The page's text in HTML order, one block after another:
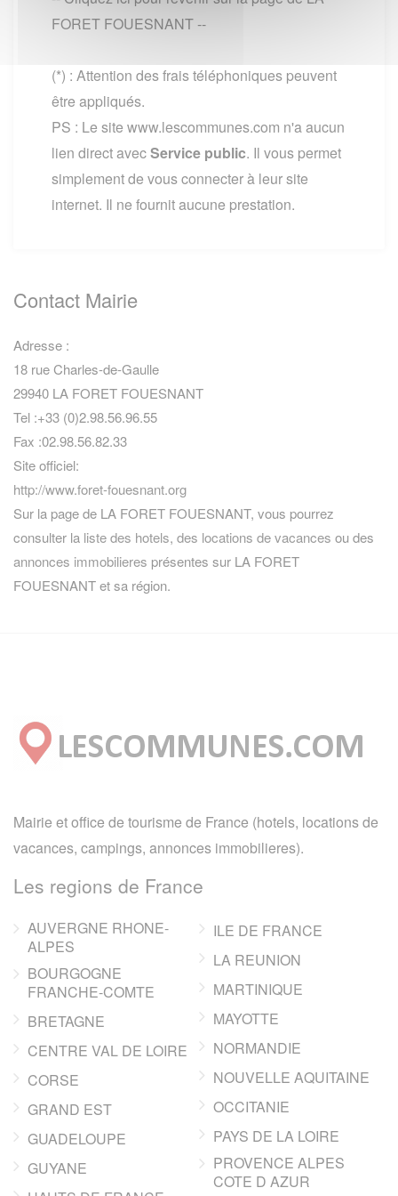
FORET FOUESNANT --
(*) : Attention des frais téléphoniques peuvent
être appliqués.
PS : Le site www.lescommunes.com n'a aucun
lien direct avecService public. Il vous permet
simplement de vous connecter à leur site
internet. Il ne fournit aucune prestation.
Contact Mairie
Adresse :
18 rue Charles-de-Gaulle
29940 LA FORET FOUESNANT
Tel :+33 (0)2.98.56.96.55
Fax :02.98.56.82.33
Site officiel:
http://www.foret-fouesnant.org
Sur la page de LA FORET FOUESNANT, vous pourrez
consulter la liste des hotels, des locations de vacances ou des
annonces immobilieres présentes sur LA FORET
FOUESNANT et sa région.
Mairie et office de tourisme de France (hotels, locations de
vacances, campings, annonces immobilieres).
Les regions de France
AUVERGNE RHONE-
ALPES
BOURGOGNE
FRANCHE-COMTE
BRETAGNE
CENTRE VAL DE LOIRE
CORSE
GRAND EST
GUADELOUPE
GUYANE
ILE DE FRANCE
LA REUNION
MARTINIQUE
MAYOTTE
NORMANDIE
NOUVELLE AQUITAINE
OCCITANIE
PAYS DE LA LOIRE
PROVENCE ALPES
COTE D AZUR